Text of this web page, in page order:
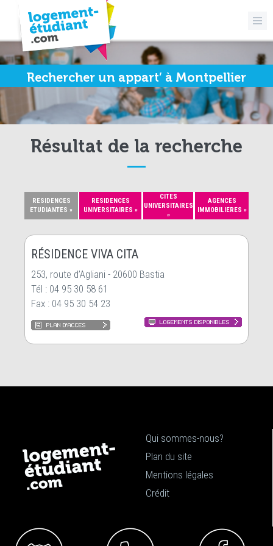
Rechercher un appart’ à Montpellier
Résultat de la recherche
RESIDENCES
ETUDIANTES »
RESIDENCES
UNIVERSITAIRES »
CITES
UNIVERSITAIRES
»
AGENCES
IMMOBILIERES »
RÉSIDENCE VIVA CITA
253, route d’Agliani - 20600 Bastia
Tél : 04 95 30 58 61
Fax : 04 95 30 54 23
Qui sommes-nous?
Plan du site
Mentions légales
Crédit